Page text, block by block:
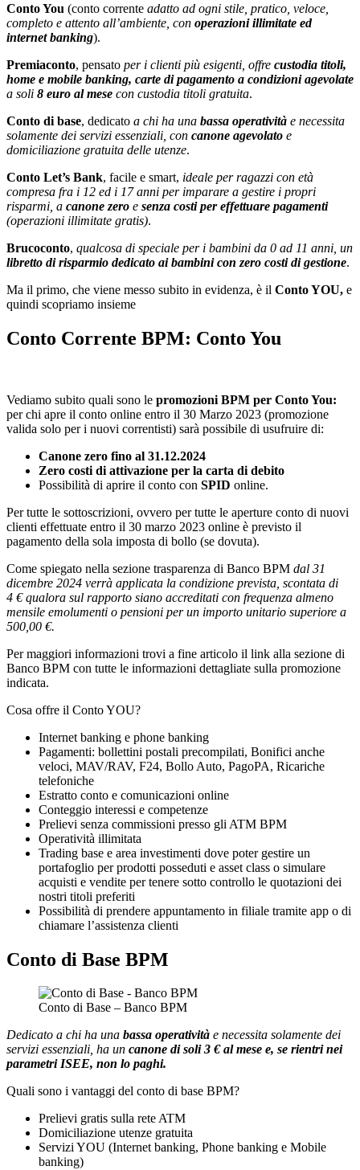
Conto You (conto corrente adatto ad ogni stile, pratico, veloce,
completo e attento all’ambiente, con operazioni illimitate ed
internet banking).
Premiaconto, pensato per i clienti più esigenti, offre custodia titoli,
home e mobile banking, carte di pagamento a condizioni agevolate
a soli 8 euro al mese con custodia titoli gratuita.
Conto di base, dedicato a chi ha una bassa operatività e necessita
solamente dei servizi essenziali, con canone agevolato e
domiciliazione gratuita delle utenze.
Conto Let’s Bank, facile e smart, ideale per ragazzi con età
compresa fra i 12 ed i 17 anni per imparare a gestire i propri
risparmi, a canone zero e senza costi per effettuare pagamenti
(operazioni illimitate gratis).
Brucoconto, qualcosa di speciale per i bambini da 0 ad 11 anni, un
libretto di risparmio dedicato ai bambini con zero costi di gestione.
Ma il primo, che viene messo subito in evidenza, è il Conto YOU, e
quindi scopriamo insieme
Conto Corrente BPM: Conto You
Vediamo subito quali sono le promozioni BPM per Conto You:
per chi apre il conto online entro il 30 Marzo 2023 (promozione
valida solo per i nuovi correntisti) sarà possibile di usufruire di:
Canone zero fino al 31.12.2024
Zero costi di attivazione per la carta di debito
Possibilità di aprire il conto con SPID online.
Per tutte le sottoscrizioni, ovvero per tutte le aperture conto di nuovi
clienti effettuate entro il 30 marzo 2023 online è previsto il
pagamento della sola imposta di bollo (se dovuta).
Come spiegato nella sezione trasparenza di Banco BPM dal 31
dicembre 2024 verrà applicata la condizione prevista, scontata di
4 € qualora sul rapporto siano accreditati con frequenza almeno
mensile emolumenti o pensioni per un importo unitario superiore a
500,00 €.
Per maggiori informazioni trovi a fine articolo il link alla sezione di
Banco BPM con tutte le informazioni dettagliate sulla promozione
indicata.
Cosa offre il Conto YOU?
Internet banking e phone banking
Pagamenti: bollettini postali precompilati, Bonifici anche
veloci, MAV/RAV, F24, Bollo Auto, PagoPA, Ricariche
telefoniche
Estratto conto e comunicazioni online
Conteggio interessi e competenze
Prelievi senza commissioni presso gli ATM BPM
Operatività illimitata
Trading base e area investimenti dove poter gestire un
portafoglio per prodotti posseduti e asset class o simulare
acquisti e vendite per tenere sotto controllo le quotazioni dei
nostri titoli preferiti
Possibilità di prendere appuntamento in filiale tramite app o di
chiamare l’assistenza clienti
Conto di Base BPM
Conto di Base – Banco BPM
Dedicato a chi ha una bassa operatività e necessita solamente dei
servizi essenziali, ha un canone di soli 3 € al mese e, se rientri nei
parametri ISEE, non lo paghi.
Quali sono i vantaggi del conto di base BPM?
Prelievi gratis sulla rete ATM
Domiciliazione utenze gratuita
Servizi YOU (Internet banking, Phone banking e Mobile
banking)